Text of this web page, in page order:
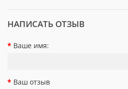
НАПИСАТЬ ОТЗЫВ
Ваше имя:
Ваш отзыв